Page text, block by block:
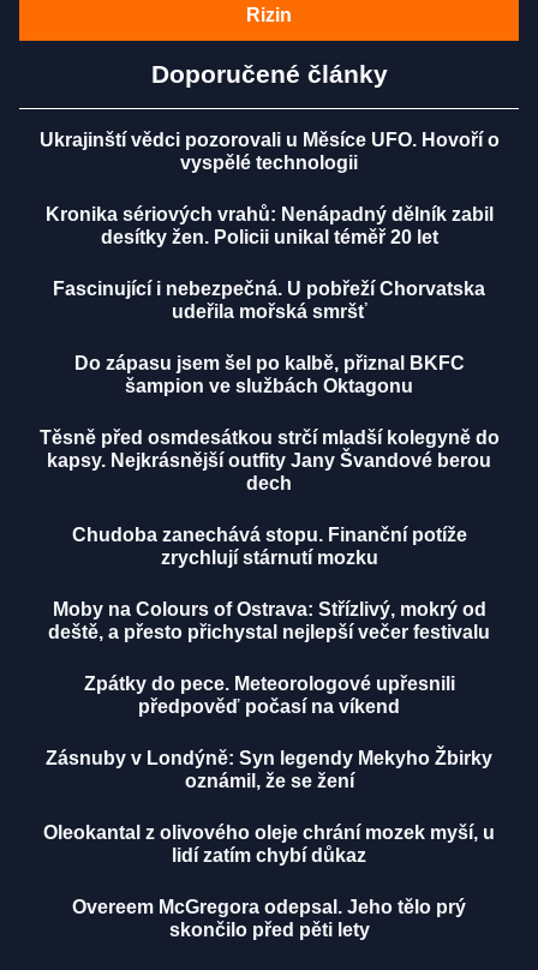
Rizin
Doporučené články
Ukrajinští vědci pozorovali u Měsíce UFO. Hovoří o
vyspělé technologii
Kronika sériových vrahů: Nenápadný dělník zabil
desítky žen. Policii unikal téměř 20 let
Fascinující i nebezpečná. U pobřeží Chorvatska
udeřila mořská smršť
Do zápasu jsem šel po kalbě, přiznal BKFC
šampion ve službách Oktagonu
Těsně před osmdesátkou strčí mladší kolegyně do
kapsy. Nejkrásnější outfity Jany Švandové berou
dech
Chudoba zanechává stopu. Finanční potíže
zrychlují stárnutí mozku
Moby na Colours of Ostrava: Střízlivý, mokrý od
deště, a přesto přichystal nejlepší večer festivalu
Zpátky do pece. Meteorologové upřesnili
předpověď počasí na víkend
Zásnuby v Londýně: Syn legendy Mekyho Žbirky
oznámil, že se žení
Oleokantal z olivového oleje chrání mozek myší, u
lidí zatím chybí důkaz
Overeem McGregora odepsal. Jeho tělo prý
skončilo před pěti lety